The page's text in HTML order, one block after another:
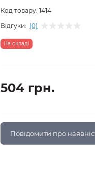
Код товару: 1414
Відгуки: (0)
На складi
504 грн.
Повідомити про